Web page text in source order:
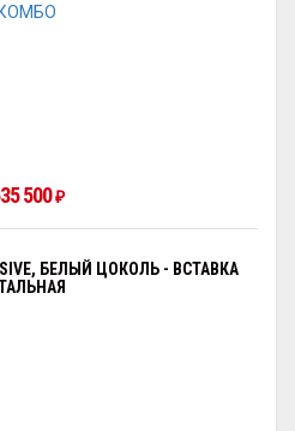
500₽
БЕЛЫЙ ЦОКОЛЬ - ВСТАВКА